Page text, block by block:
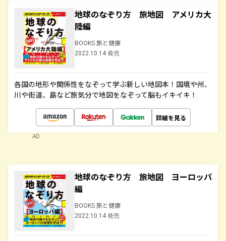
地球のなぞり方 旅地図 アメリカ大
陸編
BOOKS 旅と健康
2022.10.14 発売
各国の地形や関係性をなぞって学ぶ新しい地図本！国境や州、
川や街道、島など旅気分で地図をなぞって脳もイキイキ！
詳細を見る
AD
地球のなぞり方 旅地図 ヨーロッパ
編
BOOKS 旅と健康
2022.10.14 発売